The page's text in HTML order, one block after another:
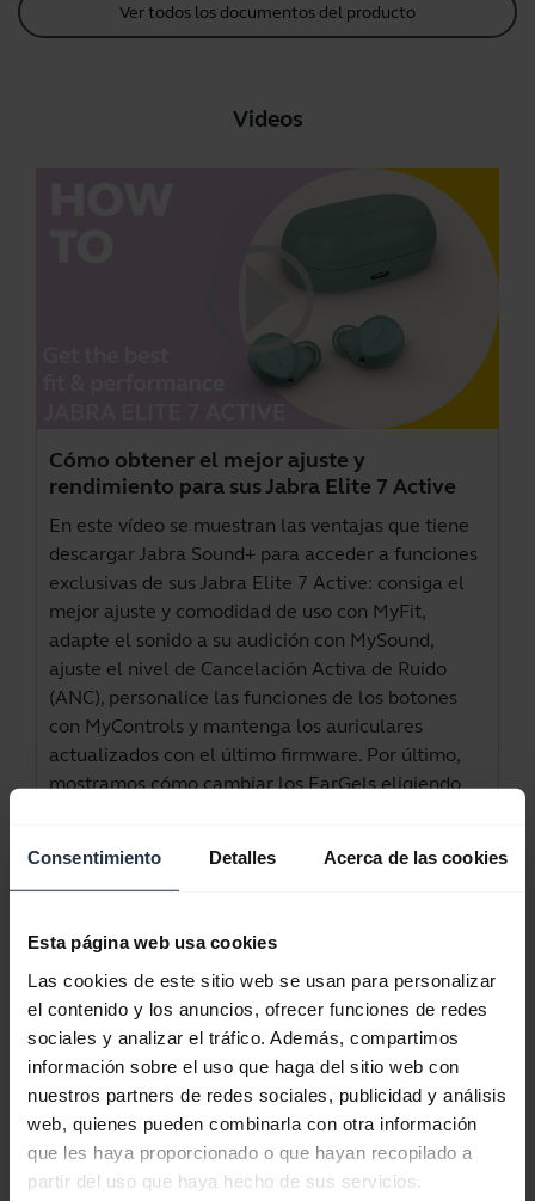
Consentimiento Detalles Acerca de las cookies
Esta página web usa cookies
Las cookies de este sitio web se usan para personalizar
el contenido y los anuncios, ofrecer funciones de redes
sociales y analizar el tráfico. Además, compartimos
información sobre el uso que haga del sitio web con
nuestros partners de redes sociales, publicidad y análisis
web, quienes pueden combinarla con otra información
que les haya proporcionado o que hayan recopilado a
partir del uso que haya hecho de sus servicios.
Ver todos los documentos del producto
Videos
Cómo obtener el mejor ajuste y
rendimiento para sus Jabra Elite 7 Active
En este vídeo se muestran las ventajas que tiene
descargarJabra Sound+ para acceder a funciones
exclusivas de sus Jabra Elite 7 Active: consiga el
mejor ajuste y comodidad de uso con MyFit,
adapte el sonido a su audición con MySound,
ajuste el nivel de Cancelación Activa de Ruido
(ANC), personalice las funciones de los botones
con MyControls y mantenga los auriculares
actualizados con el último firmware. Por último,
mostramos cómo cambiar los EarGels eligiendo
comodidad y rendimiento óptimos. El vídeo está
en inglés.